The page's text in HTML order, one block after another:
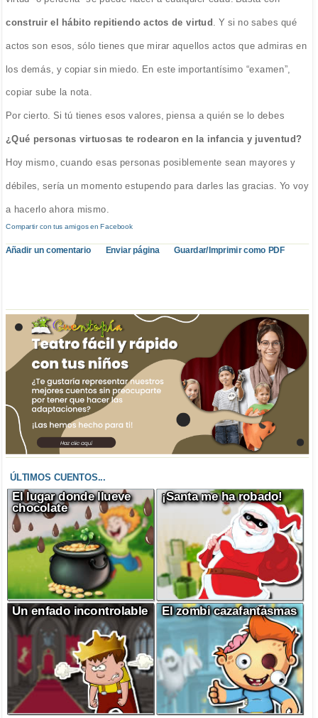
construir el hábito repitiendo actos de virtud . Y si no sabes qué
actos son esos, sólo tienes que mirar aquellos actos que admiras en
los demás, y copiar sin miedo. En este importantísimo “examen”,
copiar sube la nota.
Por cierto. Si tú tienes esos valores, piensa a quién se lo debes
¿Qué personas virtuosas te rodearon en la infancia y juventud?
Hoy mismo, cuando esas personas posiblemente sean mayores y
débiles, sería un momento estupendo para darles las gracias. Yo voy
a hacerlo ahora mismo.
Compartir con tus amigos en Facebook
Añadir un comentario Enviar página Guardar/Imprimir como PDF
ÚLTIMOS CUENTOS...
El lugar donde llueve
chocolate
¡Santa me ha robado!
Un enfado incontrolable El zombi cazafantasmas